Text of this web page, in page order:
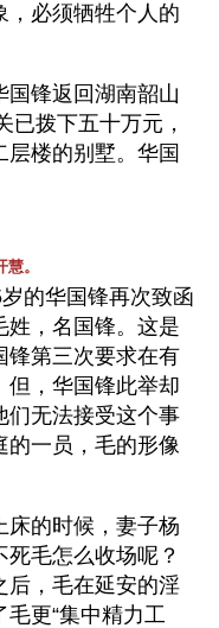
，必须牺牲个人的
国锋返回湖南韶山
已拨下五十万元，
楼的别墅。华国
。
的华国锋再次致函
姓，名国锋。这是
锋第三次要求在有
但，华国锋此举却
们无法接受这个事
的一员，毛的形像
床的时候，妻子杨
毛怎么收场呢？
后，毛在延安的淫
更“集中精力工